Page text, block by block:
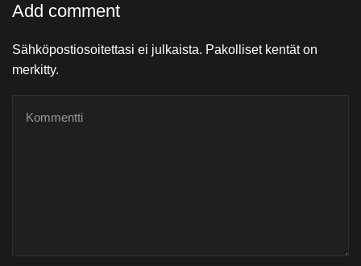
Add comment
Sähköpostiosoitettasi ei julkaista. Pakolliset kentät on
merkitty.